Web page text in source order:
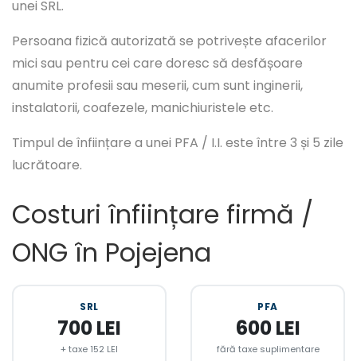
unei SRL.
Persoana fizică autorizată se potrivește afacerilor
mici sau pentru cei care doresc să desfășoare
anumite profesii sau meserii, cum sunt inginerii,
instalatorii, coafezele, manichiuristele etc.
Timpul de înființare a unei PFA / I.I. este între 3 și 5 zile
lucrătoare.
Costuri înființare firmă /
ONG în Pojejena
SRL
700 LEI
+ taxe 152 LEI
PFA
600 LEI
fără taxe suplimentare